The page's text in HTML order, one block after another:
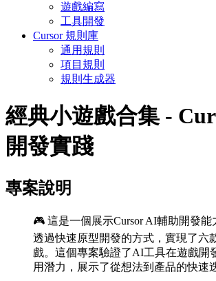
遊戲編寫
工具開發
Cursor 規則庫
通用規則
項目規則
規則生成器
經典小遊戲合集 -
開發實踐
專案說明
🎮 這是一個展示Cursor AI輔助開發能
透過快速原型開發的方式，實現了六
戲。這個專案驗證了AI工具在遊戲開
用潛力，展示了從想法到產品的快速